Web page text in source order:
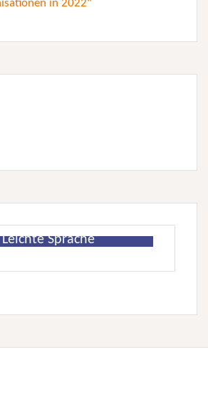
Leichte Sprache